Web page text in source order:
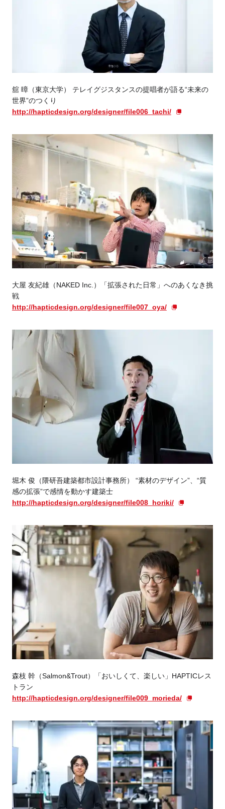
舘 暲（東京大学） テレイグジスタンスの提唱者が語る“未来の
世界”のつくり
http://hapticdesign.org/designer/file006_tachi/
大屋 友紀雄（NAKED Inc.）「拡張された日常」へのあくなき挑
戦
http://hapticdesign.org/designer/file007_oya/
堀木 俊（隈研吾建築都市設計事務所） “素材のデザイン”、“質
感の拡張”で感情を動かす建築士
http://hapticdesign.org/designer/file008_horiki/
森枝 幹（Salmon&Trout）「おいしくて、楽しい」HAPTICレス
トラン
http://hapticdesign.org/designer/file009_morieda/